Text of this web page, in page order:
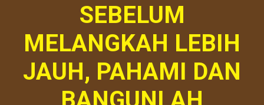
SEBELUM
MELANGKAH LEBIH
JAUH, PAHAMI DAN